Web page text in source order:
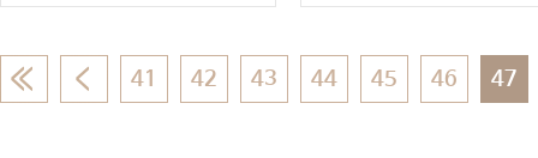
41 42 43 44 45 46 47